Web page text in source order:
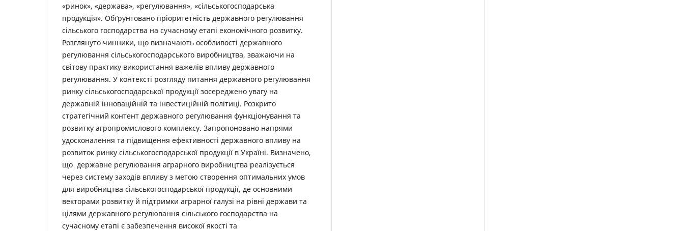
«ринок», «держава», «регулювання», «сільськогосподарська
продукція». Обґрунтовано пріоритетність державного регулювання
сільського господарства на сучасному етапі економічного розвитку.
Розглянуто чинники, що визначають особливості державного
регулювання сільськогосподарського виробництва, зважаючи на
світову практику використання важелів впливу державного
регулювання. У контексті розгляду питання державного регулювання
ринку сільськогосподарської продукції зосереджено увагу на
державній інноваційній та інвестиційній політиці. Розкрито
стратегічний контент державного регулювання функціонування та
розвитку агропромислового комплексу. Запропоновано напрями
удосконалення та підвищення ефективності державного впливу на
розвиток ринку сільськогосподарської продукції в Україні. Визначено,
що державне регулювання аграрного виробництва реалізується
через систему заходів впливу з метою створення оптимальних умов
для виробництва сільськогосподарської продукції, де основними
векторами розвитку й підтримки аграрної галузі на рівні держави та
цілями державного регулювання сільського господарства на
сучасному етапі є забезпечення високої якості та